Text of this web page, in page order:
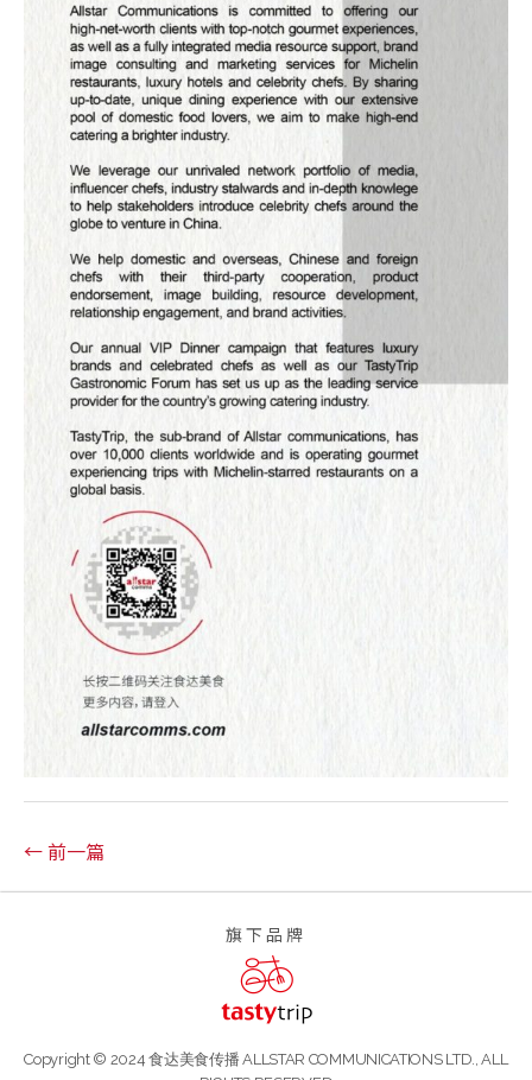
← 前一篇
Copyright © 2024 食达美食传播 ALLSTAR COMMUNICATIONS LTD., ALL
旗下品牌